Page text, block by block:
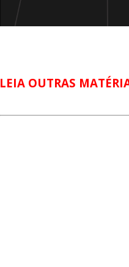
LEIA OUTRAS